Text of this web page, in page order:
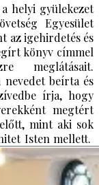
helyi gyülekezet
Egyesület
az igehirdetés és
könyv címmel
meglátásait.
nevedet beírta és
írja, hogy
megtért
mint aki sok
Isten mellett.